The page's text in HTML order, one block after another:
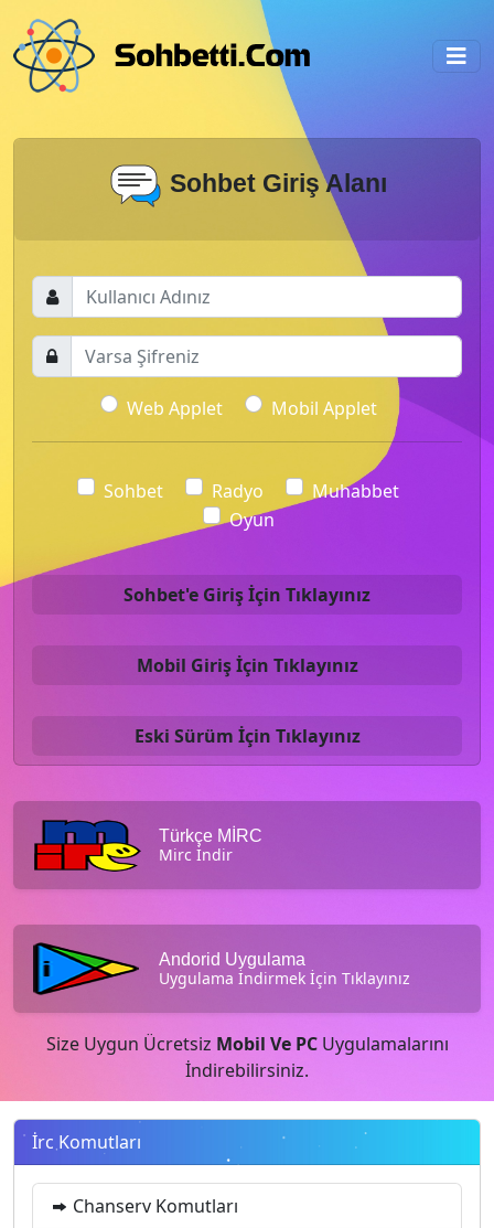
Sohbet Giriş Alanı
Web Applet Mobil Applet
Sohbet Radyo
Muhabbet
Oyun
Sohbet'e Giriş İçin Tıklayınız
Mobil Giriş İçin Tıklayınız
Eski Sürüm İçin Tıklayınız
Türkçe MİRC
Mirc İndir
Andorid Uygulama
Uygulama İndirmek İçin Tıklayınız
Size Uygun Ücretsiz Mobil Ve PC Uygulamalarını
İndirebilirsiniz.
İrc Komutları
Chanserv Komutları